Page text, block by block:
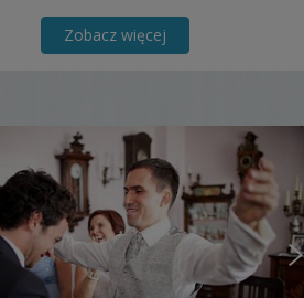
Zobacz więcej